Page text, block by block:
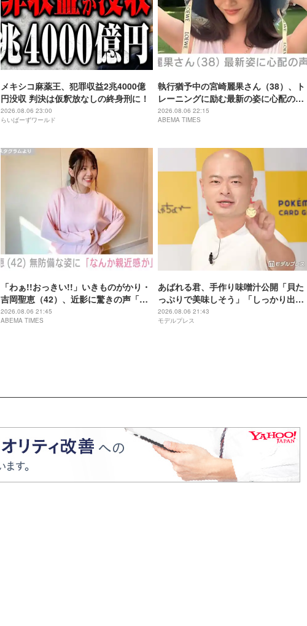
メキシコ麻薬王、犯罪収益2兆4000億
円没収 判決は仮釈放なしの終身刑に！
2026.08.06 23:00
らいばーずワールド
執行猶予中の宮崎麗果さん（38）、ト
レーニングに励む最新の姿に心配の声
「痩せ過ぎ」「なんだか痛々しい…」
2026.08.06 22:15
ABEMA TIMES
「わぁ!!おっきい!!」いきものがかり・
吉岡聖恵（42）、近影に驚きの声「な
にこれ…大好き」「なんか親近感が」
2026.08.06 21:45
ABEMA TIMES
あばれる君、手作り味噌汁公開「貝た
っぷりで美味しそう」「しっかり出汁
が出てそう」の声
2026.08.06 21:43
モデルプレス